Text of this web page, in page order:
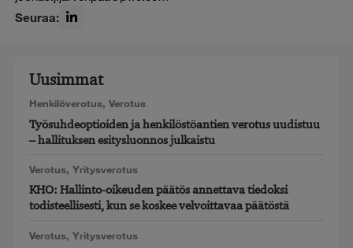
Seuraa:
Uusimmat
Henkilöverotus, Verotus
Työsuhdeoptioiden ja henkilöstöantien verotus uudistuu
– hallituksen esitysluonnos julkaistu
Verotus, Yritysverotus
KHO: Hallinto-oikeuden päätös annettava tiedoksi
todisteellisesti, kun se koskee velvoittavaa päätöstä
Verotus, Yritysverotus